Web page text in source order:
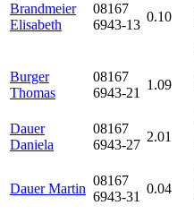
Brandmeier
Elisabeth
08167
6943-13
0.10
Burger
Thomas
08167
6943-21
1.09
Dauer
Daniela
08167
6943-27
2.01
Dauer Martin
08167
6943-31
0.04